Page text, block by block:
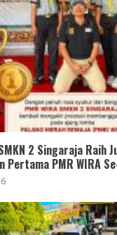
2 Singaraja Raih
Pertama PMR WIRA